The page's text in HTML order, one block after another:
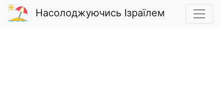
Насолоджуючись Ізраїлем